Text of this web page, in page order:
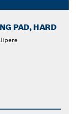
PAD, HARD